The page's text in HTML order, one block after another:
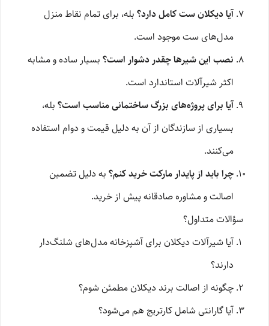
آیا دیکلان ست کامل دارد؟ بله، برای تمام نقاط منزل
مدل‌های ست موجود است.
نصب این شیرها چقدر دشوار است؟ بسیار ساده و مشابه
اکثر شیرآلات استاندارد است.
آیا برای پروژه‌های بزرگ ساختمانی مناسب است؟ بله،
بسیاری از سازندگان از آن به دلیل قیمت و دوام استفاده
می‌کنند.
چرا باید از پایدار مارکت خرید کنم؟ به دلیل تضمین
اصالت و مشاوره صادقانه پیش از خرید.
سؤالات متداول؟
آیا شیرآلات دیکلان برای آشپزخانه مدل‌های شلنگ‌دار
دارند؟
چگونه از اصالت برند دیکلان مطمئن شوم؟
آیا گارانتی شامل کارتریج هم می‌شود؟